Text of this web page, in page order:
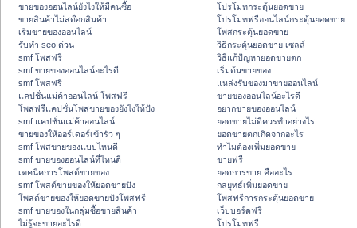
ขายของออนไลน์ยังไงให้มีคนซื้อ
ขายสินค้าไม่สต๊อกสินค้า
เริ่มขายของออนไลน์
รับทำ seo ด่วน
smf โพสฟรี
smf ขายของออนไลน์อะไรดี
smf โพสฟรี
แคปชั่นแม่ค้าออนไลน์ โพสฟรี
โพสฟรีแคปชั่นโพสขายของยังไงให้ปัง
smf แคปชั่นแม่ค้าออนไลน์
ขายของให้ออร์เดอร์เข้ารัว ๆ
smf โพสขายของแบบไหนดี
smf ขายของออนไลน์ที่ไหนดี
เทคนิคการโพสต์ขายของ
smf โพสต์ขายของให้ยอดขายปัง
โพสต์ขายของให้ยอดขายปังโพสฟรี
smf ขายของในกลุ่มซื้อขายสินค้า
ไม่รู้จะขายอะไรดี
โปรโมทกระตุ้นยอดขาย
โปรโมทฟรีออนไลน์กระตุ้นยอดขาย
โพสกระตุ้นยอดขาย
วิธีกระตุ้นยอดขาย เซลล์
วิธีแก้ปัญหายอดขายตก
เริ่มต้นขายของ
แหล่งรับของมาขายออนไลน์
ขายของออนไลน์อะไรดี
อยากขายของออนไลน์
ยอดขายไม่ดีควรทำอย่างไร
ยอดขายตกเกิดจากอะไร
ทำไมต้องเพิ่มยอดขาย
ขายฟรี
ยอดการขาย คืออะไร
กลยุทธ์เพิ่มยอดขาย
โพสฟรีการกระตุ้นยอดขาย
เว็บบอร์ดฟรี
โปรโมทฟรี